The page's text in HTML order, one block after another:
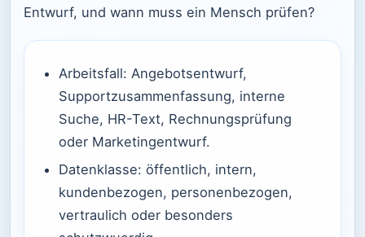
Entwurf, und wann muss ein Mensch prüfen?
Arbeitsfall: Angebotsentwurf,
Supportzusammenfassung, interne
Suche, HR-Text, Rechnungsprüfung
oder Marketingentwurf.
Datenklasse: öffentlich, intern,
kundenbezogen, personenbezogen,
vertraulich oder besonders